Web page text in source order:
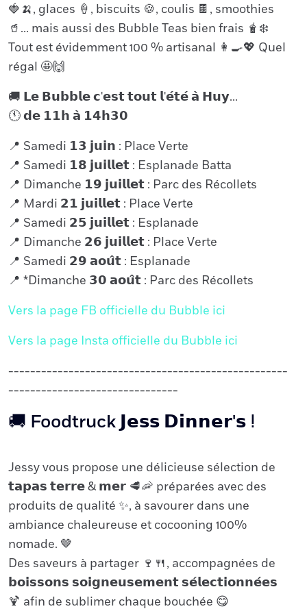
🍓🍌, glaces 🍦, biscuits 🍪, coulis 🍫, smoothies
🥤… mais aussi des Bubble Teas bien frais 🧋❄️
Tout est évidemment 100 % artisanal 👩🍳💖 Quel
régal 🤩🙌
🚚 𝗟𝗲 𝗕𝘂𝗯𝗯𝗹𝗲 𝗰'𝗲𝘀𝘁 𝘁𝗼𝘂𝘁 𝗹'𝗲́𝘁𝗲́ 𝗮̀ 𝗛𝘂𝘆...
🕚 𝗱𝗲 𝟭𝟭𝗵 𝗮̀ 𝟭𝟰𝗵𝟯𝟬
📍 Samedi 𝟭𝟯 𝗷𝘂𝗶𝗻 : Place Verte
📍 Samedi 𝟭𝟴 𝗷𝘂𝗶𝗹𝗹𝗲𝘁 : Esplanade Batta
📍 Dimanche 𝟭𝟵 𝗷𝘂𝗶𝗹𝗹𝗲𝘁 : Parc des Récollets
📍 Mardi 𝟮𝟭 𝗷𝘂𝗶𝗹𝗹𝗲𝘁 : Place Verte
📍 Samedi 𝟮𝟱 𝗷𝘂𝗶𝗹𝗹𝗲𝘁 : Esplanade
📍 Dimanche 𝟮𝟲 𝗷𝘂𝗶𝗹𝗹𝗲𝘁 : Place Verte
📍 Samedi 𝟮𝟵 𝗮𝗼𝘂̂𝘁 : Esplanade
📍 *Dimanche 𝟯𝟬 𝗮𝗼𝘂̂𝘁 : Parc des Récollets
Vers la page FB officielle du Bubble ici
Vers la page Insta officielle du Bubble ici
---------------------------------------------------
-------------------------------
🚚 Foodtruck 𝗝𝗲𝘀𝘀 𝗗𝗶𝗻𝗻𝗲𝗿'𝘀 ⵑ
Jessy vous propose une délicieuse sélection de
𝘁𝗮𝗽𝗮𝘀 𝘁𝗲𝗿𝗿𝗲 & 𝗺𝗲𝗿 🥩🦐 préparées avec des
produits de qualité ✨, à savourer dans une
ambiance chaleureuse et cocooning 100%
nomade. 🤎
Des saveurs à partager 🍷🍴, accompagnées de
𝗯𝗼𝗶𝘀𝘀𝗼𝗻𝘀 𝘀𝗼𝗶𝗴𝗻𝗲𝘂𝘀𝗲𝗺𝗲𝗻𝘁 𝘀𝗲́𝗹𝗲𝗰𝘁𝗶𝗼𝗻𝗻𝗲́𝗲𝘀
🍹 afin de sublimer chaque bouchée 😋